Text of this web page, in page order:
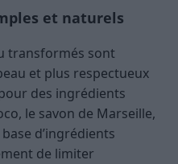
et naturels
transformés sont
et plus respectueux
des ingrédients
le savon de Marseille,
d’ingrédients
de limiter